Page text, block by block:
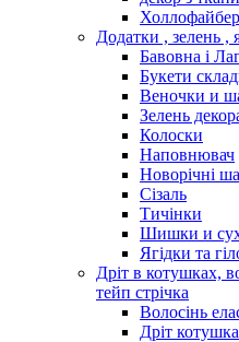
Холлофайбер
Додатки , зелень ,
Бавовна і
Букети
Веночки и
Зелень
Колоски
Наповнювач
Новорічні
Сізаль
Тичінки
Шишки и
Ягідки та
Дріт в котушках,
тейп стрічка
Волосінь
Дріт котушка